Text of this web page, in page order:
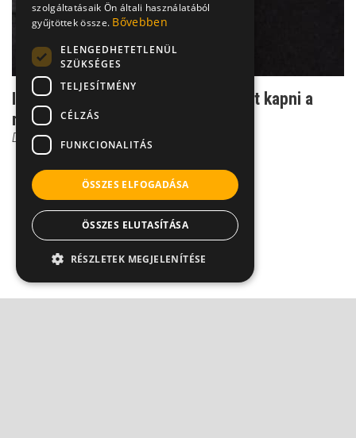
Ijesztően hasonló tünetek - el lehet kapni a
rákot?
Dr. Szántó István
szolgáltatásaik Ön általi használatából
gyűjtöttek össze. Bővebben
ELENGEDHETETLENÜL
SZÜKSÉGES
TELJESÍTMÉNY
CÉLZÁS
FUNKCIONALITÁS
ÖSSZES ELFOGADÁSA
ÖSSZES ELUTASÍTÁSA
RÉSZLETEK MEGJELENÍTÉSE